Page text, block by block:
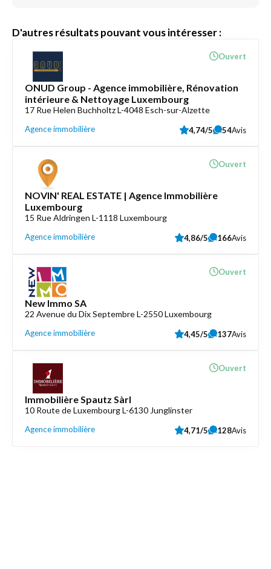
D'autres résultats pouvant vous intéresser :
ONUD Group - Agence immobilière, Rénovation
intérieure & Nettoyage Luxembourg
17 Rue Helen Buchholtz L-4048 Esch-sur-Alzette
Agence immobilière
Ouvert
4,74/5 54Avis
NOVIN' REAL ESTATE | Agence Immobilière
Luxembourg
15 Rue Aldringen L-1118 Luxembourg
Agence immobilière
Ouvert
4,86/5 166Avis
New Immo SA
22 Avenue du Dix Septembre L-2550 Luxembourg
Agence immobilière
Ouvert
4,45/5 137Avis
Immobilière Spautz Sàrl
10 Route de Luxembourg L-6130 Junglinster
Agence immobilière
Ouvert
4,71/5 128Avis